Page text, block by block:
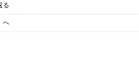
る
へ